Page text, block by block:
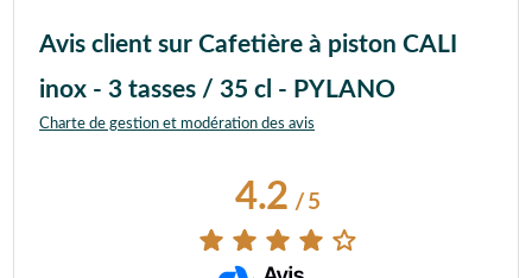
Avis client sur Cafetière à piston CALI
inox - 3 tasses / 35 cl - PYLANO
Charte de gestion et modération des avis
4.2/ 5